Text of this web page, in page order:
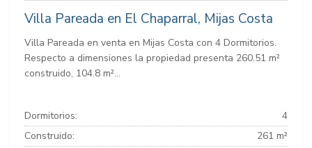
Villa Pareada en El Chaparral, Mijas Costa
Villa Pareada en venta en Mijas Costa con 4 Dormitorios.
Respecto a dimensiones la propiedad presenta 260.51 m²
construido, 104.8 m²...
Dormitorios:
4
Construido:
261 m²